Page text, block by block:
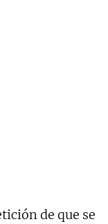
de que se